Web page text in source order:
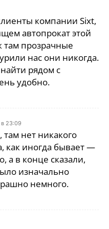
компании Sixt,
автопрокат этой
там прозрачные
нас они никогда.
рядом с
удобно.
23:09
нет никакого
как иногда бывает —
а в конце сказали,
изначально
немного.